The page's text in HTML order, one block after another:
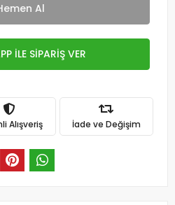
Al
İLE SİPARİŞ VER
Alışveriş İade ve Değişim